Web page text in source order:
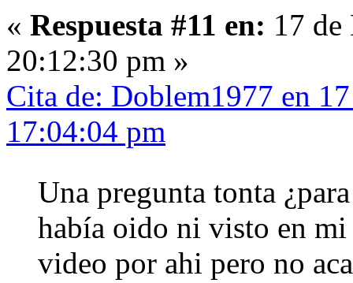
« Respuesta #11 en: 17
20:12:30 pm »
Cita de: Doblem1977 en
17:04:04 pm
Una pregunta tonta
había oido ni visto en
video por ahi pero no